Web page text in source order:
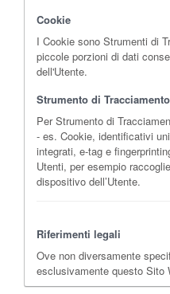
Cookie
I Cookie sono Strumenti di
piccole porzioni di dati
dell'Utente.
Strumento di Tracciamento
Per Strumento di
- es. Cookie, identificativi
integrati, e-tag e
Utenti, per esempio
dispositivo dell’Utente.
Riferimenti legali
Ove non diversamente
esclusivamente questo Sito